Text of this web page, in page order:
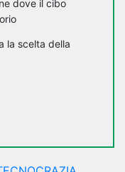
dove il cibo
la scelta della